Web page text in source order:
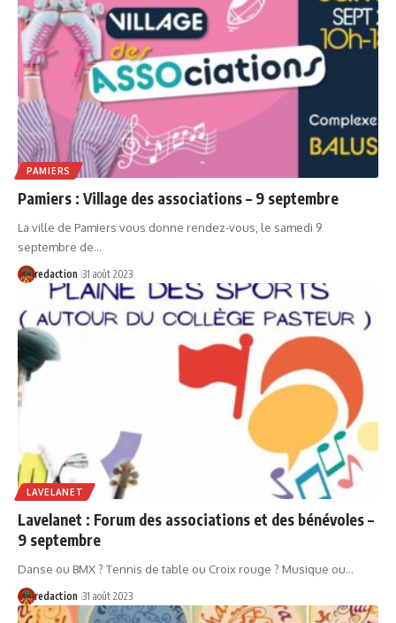
PAMIERS
Pamiers : Village des associations – 9 septembre
La ville de Pamiers vous donne rendez-vous, le samedi 9
septembre de…
redaction 31 août 2023
LAVELANET
Lavelanet : Forum des associations et des bénévoles –
9 septembre
Danse ou BMX ? Tennis de table ou Croix rouge ? Musique ou…
redaction 31 août 2023